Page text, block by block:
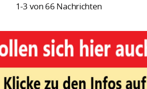
1-3 von 66 Nachrichten